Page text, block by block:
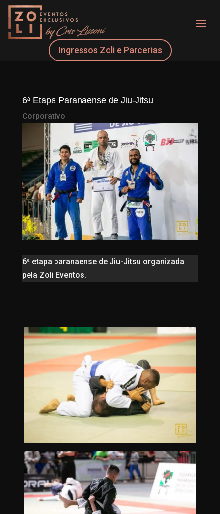
Ingressos Zoli e Parcerias
6ª Etapa Paranaense de Jiu-Jitsu
Corporativo
6ª etapa paranaense de Jiu-Jitsu organizada
pela Zoli Eventos.